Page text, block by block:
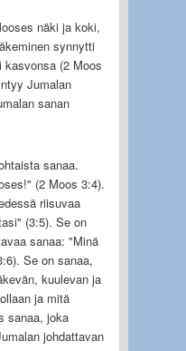
näki ja koki,
synnytti
kasvonsa (2 Moos
Jumalan
sanan
sanaa.
(2 Moos 3:4).
riisuvaa
(3:5). Se on
sanaa: "Minä
Se on sanaa,
kuulevan ja
ja mitä
sanaa, joka
johdattavan